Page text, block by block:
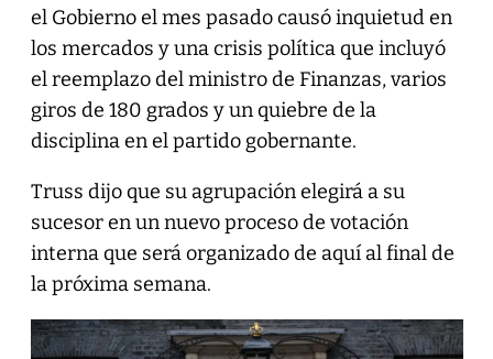
el Gobierno el mes pasado causó inquietud en
los mercados y una crisis política que incluyó
el reemplazo del ministro de Finanzas, varios
giros de 180 grados y un quiebre de la
disciplina en el partido gobernante.
Truss dijo que su agrupación elegirá a su
sucesor en un nuevo proceso de votación
interna que será organizado de aquí al final de
la próxima semana.